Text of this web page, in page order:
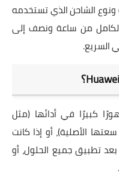
الشاحن الذي تستخدمه
من ساعة ونصف إلى
السريع.
كبيرًا في أدائها (مثل
إلى أقل من 80% من سعتها الأصلية)، أو إذا كانت
تطبيق جميع الحلول، أو